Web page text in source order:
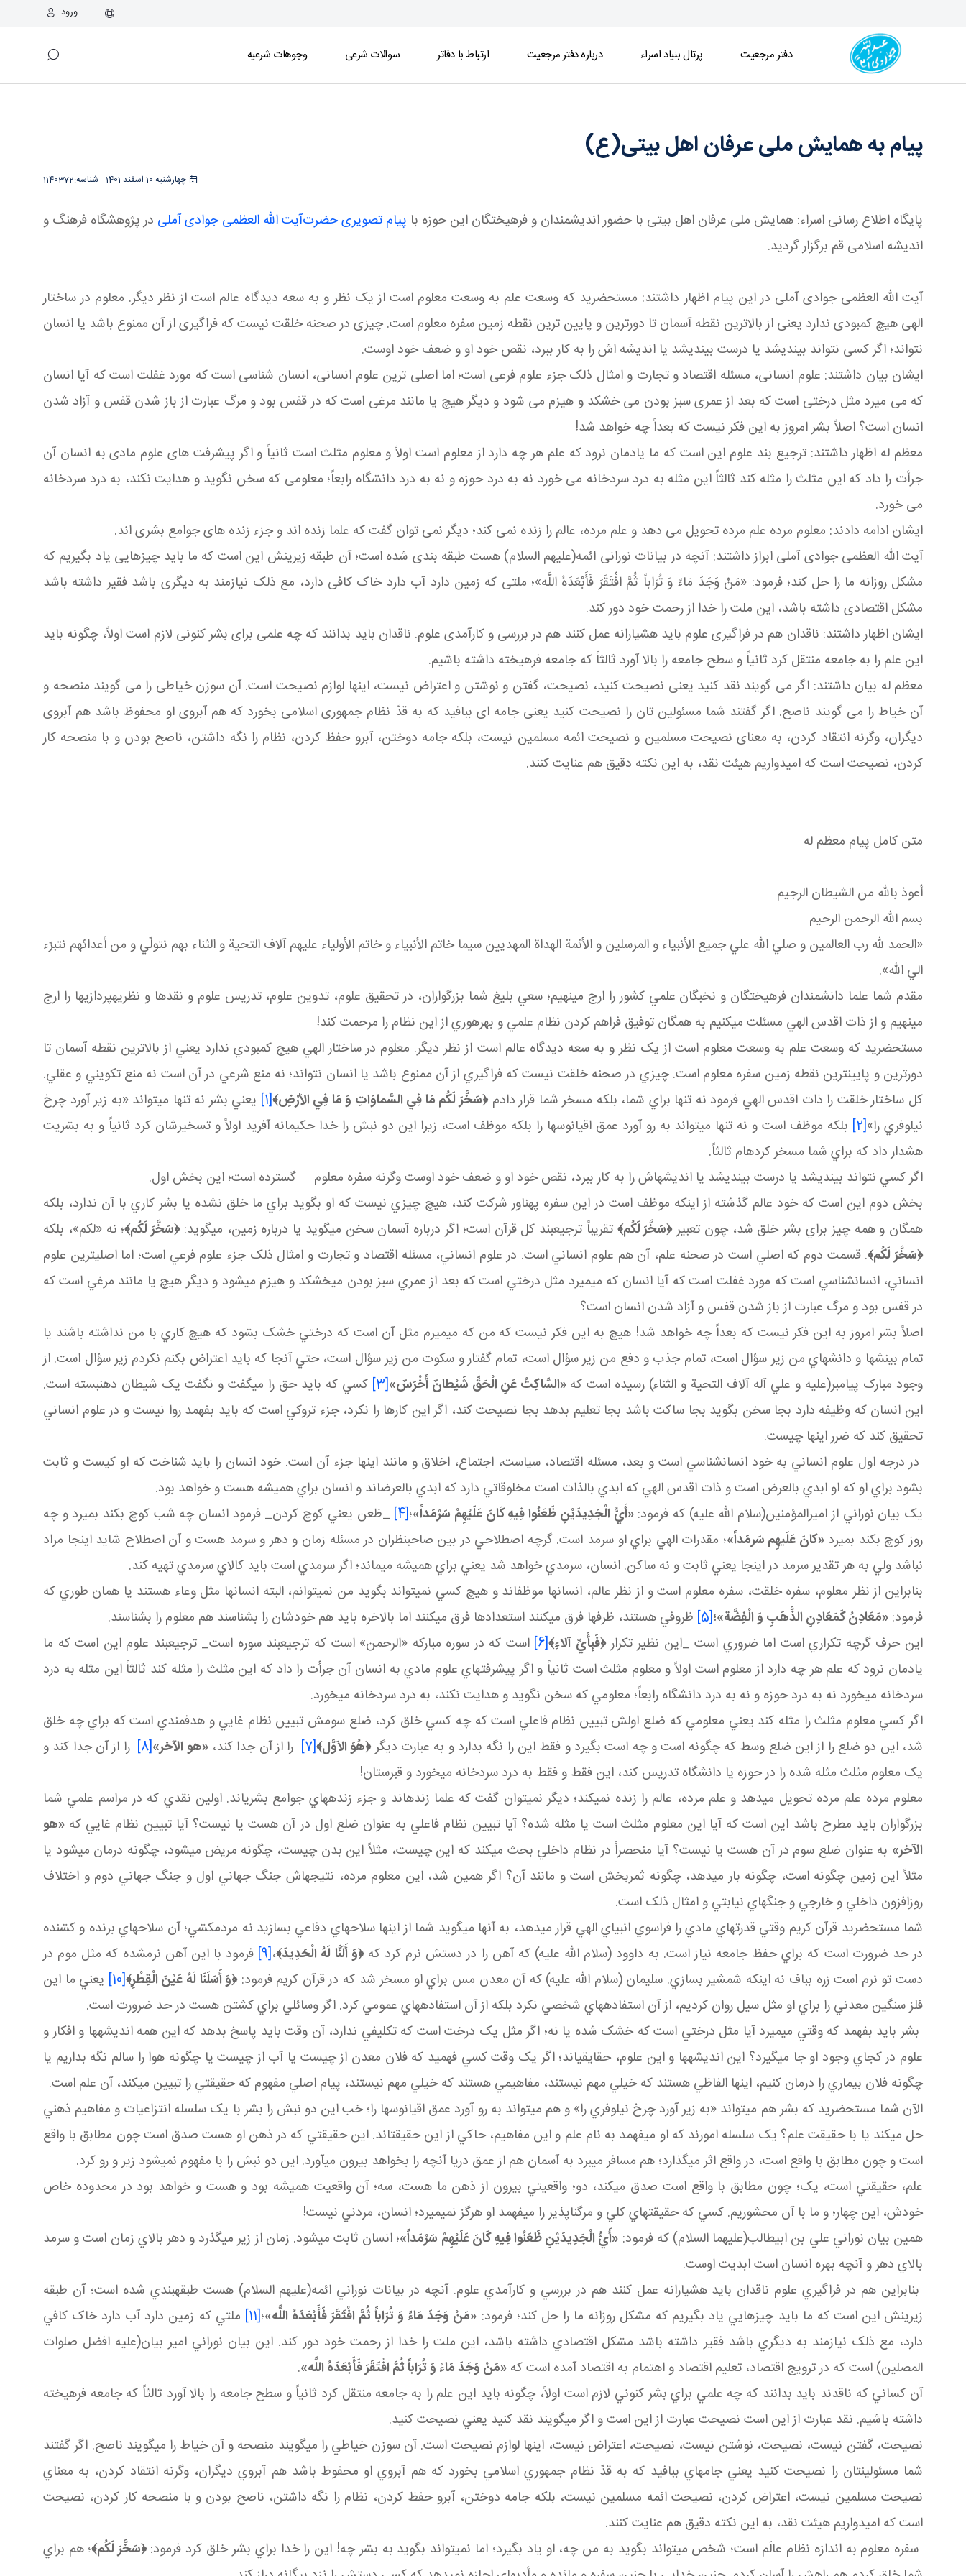
ورود
دفتر مرجعیت پرتال بنیاد اسراء درباره دفتر مرجعیت ارتباط با دفاتر سوالات شرعی وجوهات شرعیه
پیام به همایش ملی عرفان اهل بیتی(ع)
چهارشنبه 10 اسفند 1401 1140372شناسه:
پایگاه اطلاع رسانی اسراء: همایش ملی عرفان اهل بیتی با حضور اندیشمندان و فرهیختگان این حوزه با پیام تصویری حضرت‌آیت الله العظمی جوادی آملی در پژوهشگاه فرهنگ و
اندیشه اسلامی قم برگزار گردید.
آیت الله العظمی جوادی آملی در این پیام اظهار داشتند: مستحضرید که وسعت علم به وسعت معلوم است از یک نظر و به سعه دیدگاه عالم است از نظر دیگر. معلوم در ساختار
الهی هیچ کمبودی ندارد یعنی از بالاترین نقطه آسمان تا دورترین و پایین ترین نقطه زمین سفره معلوم است. چیزی در صحنه خلقت نیست که فراگیری از آن ممنوع باشد یا انسان
نتواند؛ اگر کسی نتواند بیندیشد یا درست بیندیشد یا اندیشه اش را به کار ببرد، نقص خود او و ضعف خود اوست.
ایشان بیان داشتند: علوم انسانی، مسئله اقتصاد و تجارت و امثال ذلک جزء علوم فرعی است؛ اما اصلی ترین علوم انسانی، انسان شناسی است که مورد غفلت است که آیا انسان
که می میرد مثل درختی است که بعد از عمری سبز بودن می خشکد و هیزم می شود و دیگر هیچ یا مانند مرغی است که در قفس بود و مرگ عبارت از باز شدن قفس و آزاد شدن
انسان است؟ اصلاً بشر امروز به این فکر نیست که بعداً چه خواهد شد!
معظم له اظهار داشتند: ترجیع بند علوم این است که ما یادمان نرود که علم هر چه دارد از معلوم است اولاً و معلوم مثلث است ثانیاً و اگر پیشرفت های علوم مادی به انسان آن
جرأت را داد که این مثلث را مثله کند ثالثاً این مثله به درد سردخانه می خورد نه به درد حوزه و نه به درد دانشگاه رابعاً؛ معلومی که سخن نگوید و هدایت نکند، به درد سردخانه
می خورد.
ایشان ادامه دادند: معلوم مرده علم مرده تحویل می دهد و علم مرده، عالم را زنده نمی کند؛ دیگر نمی توان گفت که علما زنده اند و جزء زنده های جوامع بشری اند.
آیت الله العظمی جوادی آملی ابراز داشتند: آنچه در بیانات نورانی ائمه(علیهم السلام) هست طبقه بندی شده است؛ آن طبقه زیرینش این است که ما باید چیزهایی یاد بگیریم که
مشکل روزانه ما را حل کند؛ فرمود: «مَنْ وَجَدَ مَاءً وَ تُرَاباً ثُمَّ افْتَقَرَ فَأَبْعَدَهُ اللَّه‏»؛ ملتی که زمین دارد آب دارد خاک کافی دارد، مع ذلک نیازمند به دیگری باشد فقیر داشته باشد
مشکل اقتصادی داشته باشد، این ملت را خدا از رحمت خود دور کند.
ایشان اظهار داشتند: ناقدان هم در فراگیری علوم باید هشیارانه عمل کنند هم در بررسی و کارآمدی علوم. ناقدان باید بدانند که چه علمی برای بشر کنونی لازم است اولاً، چگونه باید
این علم را به جامعه منتقل کرد ثانیاً و سطح جامعه را بالا آورد ثالثاً که جامعه فرهیخته داشته باشیم.
معظم له بیان داشتند: اگر می گویند نقد کنید یعنی نصیحت کنید، نصیحت، گفتن و نوشتن و اعتراض نیست، اینها لوازم نصیحت است. آن سوزن خیاطی را می گویند منصحه و
آن خیاط را می گویند ناصح. اگر گفتند شما مسئولین تان را نصیحت کنید یعنی جامه ای ببافید که به قدّ نظام جمهوری اسلامی بخورد که هم آبروی او محفوظ باشد هم آبروی
دیگران، وگرنه انتقاد کردن، به معنای نصیحت مسلمین و نصیحت ائمه مسلمین نیست، بلکه جامه دوختن، آبرو حفظ کردن، نظام را نگه داشتن، ناصح بودن و با منصحه کار
کردن، نصیحت است که امیدواریم هیئت نقد، به این نکته دقیق هم عنایت کنند.
متن کامل پیام معظم له
أعوذ بالله من الشيطان الرجيم
بسم الله الرحمن الرحيم
«الحمد لله رب العالمين و صلي الله علي جميع الأنبياء و المرسلين و الأئمة الهداة المهديين سيما خاتم الأنبياء و خاتم الأولياء عليهم آلاف التحية و الثناء بهم نتولّي و من أعدائهم نتبرّء
الي الله».
مقدم شما علما دانشمندان فرهيختگان و نخبگان علمي کشور را ارج مي نهيم؛ سعي بليغ شما بزرگواران، در تحقيق علوم، تدوين علوم، تدريس علوم و نقدها و نظريه پردازی ها را ارج
مي نهيم و از ذات اقدس الهي مسئلت مي کنيم به همگان توفيق فراهم کردن نظام علمي و بهره وري از اين نظام را مرحمت کند!
مستحضريد که وسعت علم به وسعت معلوم است از يک نظر و به سعه ديدگاه عالم است از نظر ديگر. معلوم در ساختار الهي هيچ کمبودي ندارد يعني از بالاترين نقطه آسمان تا
دورترين و پايين ترين نقطه زمين سفره معلوم است. چيزي در صحنه خلقت نيست که فراگيري از آن ممنوع باشد يا انسان نتواند؛ نه منع شرعي در آن است نه منع تکويني و عقلي.
کل ساختار خلقت را ذات اقدس الهي فرمود نه تنها براي شما، بلکه مسخر شما قرار دادم﴿سَخَّرَ لَكُم مَا فِي السَّماوَاتِ وَ مَا فِي الأرْضِ﴾[1] يعني بشر نه تنها مي تواند «به زير آورد چرخ
نيلوفري را»[2]
بلکه موظف است و نه تنها مي تواند به رو آورد عمق اقيانوس ها را بلکه موظف است، زيرا اين دو نبش را خدا حکيمانه آفريد اولاً و تسخيرشان کرد ثانياً و به بشريت
هشدار داد که براي شما مسخر کرده ام ثالثاً.
اگر کسي نتواند بينديشد يا درست بينديشد يا انديشه اش را به کار ببرد، نقص خود او و ضعف خود اوست وگرنه سفره معلوم گسترده است؛ اين بخش اول.
بخش دوم اين است که خود عالم گذشته از اينکه موظف است در اين سفره پهناور شرکت کند، هيچ چيزي نيست که او بگويد براي ما خلق نشده يا بشر کاري با آن ندارد، بلکه
همگان و همه چيز براي بشر خلق شد، چون تعبير﴿سَخَّرَ لَكُم﴾ تقريباً ترجيع بند کل قرآن است؛ اگر درباره آسمان سخن مي گويد يا درباره زمين، می گويد:﴿سَخَّرَ لَكُم﴾؛ نه «لکم»، بلکه
﴿سَخَّرَ لَكُم﴾. قسمت دوم که اصلي است در صحنه علم، آن هم علوم انساني است. در علوم انساني، مسئله اقتصاد و تجارت و امثال ذلک جزء علوم فرعي است؛ اما اصلي ترين علوم
انساني، انسان شناسي است که مورد غفلت است که آيا انسان که مي ميرد مثل درختي است که بعد از عمري سبز بودن مي خشکد و هيزم مي شود و ديگر هيچ يا مانند مرغي است که
در قفس بود و مرگ عبارت از باز شدن قفس و آزاد شدن انسان است؟
اصلاً بشر امروز به اين فکر نيست که بعداً چه خواهد شد! هيچ به اين فکر نيست که من که مي ميرم مثل آن است که درختي خشک بشود که هيچ کاري با من نداشته باشند يا
تمام بينش ها و دانش هاي من زير سؤال است، تمام جذب و دفع من زير سؤال است، تمام گفتار و سکوت من زير سؤال است، حتي آنجا که بايد اعتراض بکنم نکردم زير سؤال است. از
وجود مبارک پيامبر(عليه و علي آله آلاف التحية و الثناء) رسيده است که «السَّاکِتُ عَنِ الْحَقِّ شَيْطانٌ أَخْرَسٌ»[3]
کسي که بايد حق را مي گفت و نگفت يک شيطان دهن بسته است.
اين انسان که وظيفه دارد بجا سخن بگويد بجا ساکت باشد بجا تعليم بدهد بجا نصيحت کند، اگر اين کارها را نکرد، جزء تروکي است که بايد بفهمد روا نيست و در علوم انساني
تحقيق کند که ضرر اينها چيست.
در درجه اول علوم انساني به خود انسان شناسي است و بعد، مسئله اقتصاد، سياست، اجتماع، اخلاق و مانند اينها جزء آن است. خود انسان را بايد شناخت که او کيست و ثابت
بشود براي او که او ابدي بالعرض است و ذات اقدس الهي که ابدي بالذات است مخلوقاتي دارد که ابدي بالعرض اند و انسان براي هميشه هست و خواهد بود.
يک بيان نوراني از اميرالمؤمنين(سلام الله عليه) که فرمود:«أَيُّ الْجَدِيدَيْنِ ظَعَنُوا فِيهِ كَانَ‏ عَلَيْهِمْ‏ سَرْمَداً»؛[4]
_ظعن يعني کوچ کردن_ فرمود انسان چه شب کوچ بکند بميرد و چه
روز کوچ بکند بميرد«کانَ عَلَيهِم سَرمَداً»؛ مقدرات الهي براي او سرمد است. گرچه اصطلاحي در بين صاحب نظران در مسئله زمان و دهر و سرمد هست و آن اصطلاح شايد اينجا مراد
نباشد ولي به هر تقدير سرمد در اينجا يعني ثابت و نه ساکن. انسان، سرمدي خواهد شد يعني براي هميشه مي ماند؛ اگر سرمدي است بايد کالاي سرمدي تهيه کند.
بنابراين از نظر معلوم، سفره خلقت، سفره معلوم است و از نظر عالم، انسان ها موظف اند و هيچ کسي نمي تواند بگويد من نمي توانم، البته انسان ها مثل وعاء هستند يا همان طوري که
فرمود: «مَعَادِنُ كَمَعَادِنِ الذَّهَبِ وَ الْفِضَّة»؛[5]
ظروفي هستند، ظرف ها فرق مي کنند استعدادها فرق مي کنند اما بالاخره بايد هم خودشان را بشناسند هم معلوم را بشناسند.
اين حرف گرچه تکراري است اما ضروري است _اين نظير تکرار﴿فَبِأَيِّ آلاءِ﴾[6]
است که در سوره مبارکه «الرحمن» است که ترجيع بند سوره است_ ترجيع بند علوم اين است که ما
يادمان نرود که علم هر چه دارد از معلوم است اولاً و معلوم مثلث است ثانياً و اگر پيشرفت هاي علوم مادي به انسان آن جرأت را داد که اين مثلث را مثله کند ثالثاً اين مثله به درد
سردخانه مي خورد نه به درد حوزه و نه به درد دانشگاه رابعاً؛ معلومي که سخن نگويد و هدايت نکند، به درد سردخانه مي خورد.
اگر کسي معلوم مثلث را مثله کند يعني معلومي که ضلع اولش تبيين نظام فاعلي است که چه کسي خلق کرد، ضلع سومش تبيين نظام غايي و هدفمندي است که براي چه خلق
شد، اين دو ضلع را از اين ضلع وسط که چگونه است و چه است بگيرد و فقط اين را نگه بدارد و به عبارت ديگر﴿هُوَ الاَوَّل﴾[7] را از آن جدا کند،«هو الآخر»[8]
را از آن جدا کند و
يک معلوم مثلث مثله شده را در حوزه يا دانشگاه تدريس کند، اين فقط و فقط به درد سردخانه مي خورد و قبرستان!
معلوم مرده علم مرده تحويل مي دهد و علم مرده، عالم را زنده نمي کند؛ ديگر نمي توان گفت که علما زنده اند و جزء زنده هاي جوامع بشري اند. اولين نقدي که در مراسم علمي شما
بزرگواران بايد مطرح باشد اين است که آيا اين معلوم مثلث است يا مثله شده؟ آيا تبيين نظام فاعلي به عنوان ضلع اول در آن هست يا نيست؟ آيا تبيين نظام غايي که «هو
الآخر» به عنوان ضلع سوم در آن هست يا نيست؟ آيا منحصراً در نظام داخلي بحث مي کند که اين چيست، مثلاً اين بدن چيست، چگونه مريض مي شود، چگونه درمان مي شود يا
مثلاً اين زمين چگونه است، چگونه بار مي دهد، چگونه ثمربخش است و مانند آن؟ اگر همين شد، اين معلوم مرده، نتيجه اش جنگ جهاني اول و جنگ جهاني دوم و اختلاف
روزافزون داخلي و خارجي و جنگ هاي نيابتي و امثال ذلک است.
شما مستحضريد قرآن کريم وقتي قدرت هاي مادي را فراسوي انبياي الهي قرار مي دهد، به آنها مي گويد شما از اينها سلاح هاي دفاعي بسازيد نه مردم کشي؛ آن سلاح هاي برنده و کشنده
در حد ضرورت است که براي حفظ جامعه نياز است. به داوود (سلام الله عليه) که آهن را در دستش نرم کرد که﴿وَ أَلَنَّا لَهُ الْحَدِيدَ﴾،[9]
فرمود با اين آهن نرم شده که مثل موم در
دست تو نرم است زره بباف نه اينکه شمشير بسازي. سليمان (سلام الله عليه) که آن معدن مس براي او مسخر شد که در قرآن کريم فرمود:﴿وَ أَسَلَنَا لَهُ عَيْنَ الْقِطْرِ﴾[10]
يعني ما اين
فلز سنگين معدني را براي او مثل سيل روان کرديم، از آن استفاده هاي شخصي نکرد بلکه از آن استفاده هاي عمومي کرد. اگر وسائلي براي کشتن هست در حد ضرورت است.
بشر بايد بفهمد که وقتي مي ميرد آيا مثل درختي است که خشک شده يا نه؛ اگر مثل يک درخت است که تکليفي ندارد، آن وقت بايد پاسخ بدهد که اين همه انديشه ها و افکار و
علوم در کجاي وجود او جا مي گيرد؟ اين انديشه ها و اين علوم، حقايقي اند؛ اگر يک وقت کسي فهميد که فلان معدن از چيست يا آب از چيست يا چگونه هوا را سالم نگه بداريم يا
چگونه فلان بيماري را درمان کنيم، اينها الفاظي هستند که خيلي مهم نيستند، مفاهيمي هستند که خيلي مهم نيستند، پيام اصلي مفهوم که حقيقتي را تبيين مي کند، آن علم است.
الآن شما مستحضريد که بشر هم مي تواند «به زير آورد چرخ نيلوفري را» و هم می تواند به رو آورد عمق اقيانوس ها را؛ خب اين دو نبش را بشر با يک سلسله انتزاعيات و مفاهيم ذهني
حل مي کند يا با حقيقت علم؟ يک سلسله امورند که او مي فهمد به نام علم و اين مفاهيم، حاکي از اين حقيقت اند. اين حقيقتي که در ذهن او هست صدق است چون مطابق با واقع
است و چون مطابق با واقع است، در واقع اثر مي گذارد؛ هم مسافر مي برد به آسمان هم از عمق دريا آنچه را بخواهد بيرون مي آورد. اين دو نبش را با مفهوم نمي شود زير و رو کرد.
علم، حقيقتي است، يک؛ چون مطابق با واقع است صدق مي کند، دو؛ واقعيتي بيرون از ذهن ما هست، سه؛ آن واقعيت هميشه بود و هست و خواهد بود در محدوده خاص
خودش، اين چهار؛ و ما با آن محشوريم. کسي که حقيقت هاي کلي و مرگ ناپذير را مي فهمد او هرگز نمي ميرد؛ انسان، مردني نيست!
همين بيان نوراني علي بن ابي طالب(عليهما السلام) که فرمود: «أَيُّ الْجَدِيدَيْنِ ظَعَنُوا فِيهِ كَانَ‏ عَلَيْهِمْ‏ سَرْمَداً»؛ انسان ثابت مي شود. زمان از زير مي گذرد و دهر بالاي زمان است و سرمد
بالاي دهر و آنچه بهره انسان است ابديت اوست.
بنابراين هم در فراگيري علوم ناقدان بايد هشيارانه عمل کنند هم در بررسي و کارآمدي علوم. آنچه در بيانات نوراني ائمه(عليهم السلام) هست طبقه بندي شده است؛ آن طبقه
زيرينش اين است که ما بايد چيزهايي ياد بگيريم که مشکل روزانه ما را حل کند؛ فرمود: «مَنْ وَجَدَ مَاءً وَ تُرَاباً ثُمَّ افْتَقَرَ فَأَبْعَدَهُ اللَّه‏»؛[11]
ملتي که زمين دارد آب دارد خاک کافي
دارد، مع ذلک نيازمند به ديگري باشد فقير داشته باشد مشکل اقتصادي داشته باشد، اين ملت را خدا از رحمت خود دور کند. اين بيان نوراني امير بيان(عليه افضل صلوات
المصلين) است که در ترويج اقتصاد، تعليم اقتصاد و اهتمام به اقتصاد آمده است که «مَنْ وَجَدَ مَاءً وَ تُرَاباً ثُمَّ افْتَقَرَ فَأَبْعَدَهُ اللَّه‏».
آن کساني که ناقدند بايد بدانند که چه علمي براي بشر کنوني لازم است اولاً، چگونه بايد اين علم را به جامعه منتقل کرد ثانياً و سطح جامعه را بالا آورد ثالثاً که جامعه فرهيخته
داشته باشيم. نقد عبارت از اين است نصيحت عبارت از اين است و اگر مي گويند نقد کنيد يعني نصيحت کنيد.
نصيحت، گفتن نيست، نصيحت، نوشتن نيست، نصيحت، اعتراض نيست، اينها لوازم نصيحت است. آن سوزن خياطي را مي گويند منصحه و آن خياط را مي گويند ناصح. اگر گفتند
شما مسئولينتان را نصيحت کنيد يعني جامه اي ببافيد که به قدّ نظام جمهوري اسلامي بخورد که هم آبروي او محفوظ باشد هم آبروي ديگران، وگرنه انتقاد کردن، به معناي
نصيحت مسلمين نيست، اعتراض کردن، نصيحت ائمه مسلمين نيست، بلکه جامه دوختن، آبرو حفظ کردن، نظام را نگه داشتن، ناصح بودن و با منصحه کار کردن، نصيحت
است که اميدواريم هيئت نقد، به اين نکته دقيق هم عنايت کنند.
سفره معلوم به اندازه نظام عالَم است؛ شخص مي تواند بگويد به من چه، او ياد بگيرد؛ اما نمي تواند بگويد به بشر چه! اين را خدا براي بشر خلق کرد فرمود:﴿سَخَّرَ لَکُم﴾؛ هم براي